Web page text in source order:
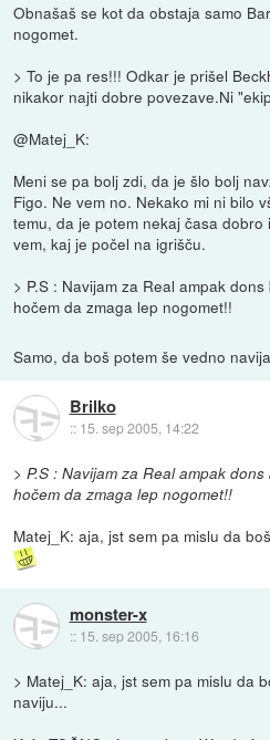
Obnašaš se kot da obstaja samo
nogomet.
> To je pa res!!! Odkar je prišel
nikakor najti dobre povezave.Ni
@Matej_K:
Meni se pa bolj zdi, da je šlo bolj
Figo. Ne vem no. Nekako mi ni bilo
temu, da je potem nekaj časa
vem, kaj je počel na igrišču.
> P.S : Navijam za Real ampak
hočem da zmaga lep nogomet!!
Samo, da boš potem še vedno
Brilko
:: 15. sep 2005, 14:22
> P.S : Navijam za Real ampak
hočem da zmaga lep nogomet!!
Matej_K: aja, jst sem pa mislu da
monster-x
:: 15. sep 2005, 16:16
> Matej_K: aja, jst sem pa mislu da
naviju...